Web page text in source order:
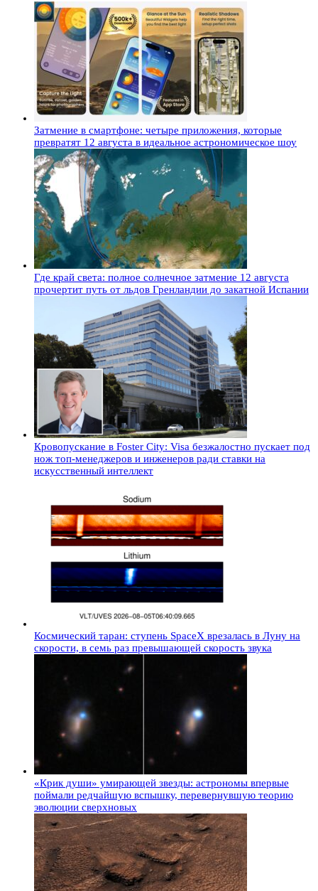
Затмение в смартфоне: четыре приложения, которые
превратят 12 августа в идеальное астрономическое шоу
Где край света: полное солнечное затмение 12 августа
прочертит путь от льдов Гренландии до закатной Испании
Кровопускание в Foster City: Visa безжалостно пускает под
нож топ-менеджеров и инженеров ради ставки на
искусственный интеллект
Космический таран: ступень SpaceX врезалась в Луну на
скорости, в семь раз превышающей скорость звука
«Крик души» умирающей звезды: астрономы впервые
поймали редчайшую вспышку, перевернувшую теорию
эволюции сверхновых